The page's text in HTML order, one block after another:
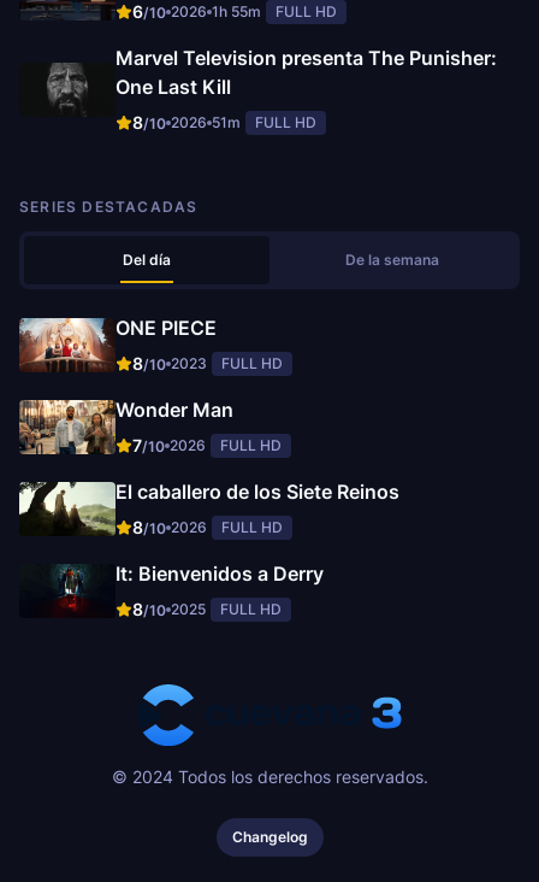
6/10 2026 1h 55m FULL HD
Marvel Television presenta The Punisher:
One Last Kill
8/10 2026 51m FULL HD
SERIES DESTACADAS
Del día De la semana
ONE PIECE
8/10 2023 FULL HD
Wonder Man
7/10 2026 FULL HD
El caballero de los Siete Reinos
8/10 2026 FULL HD
It: Bienvenidos a Derry
8/10 2025 FULL HD
© 2024 Todos los derechos reservados.
Changelog